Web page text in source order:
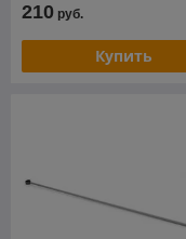
210 руб.
Купить